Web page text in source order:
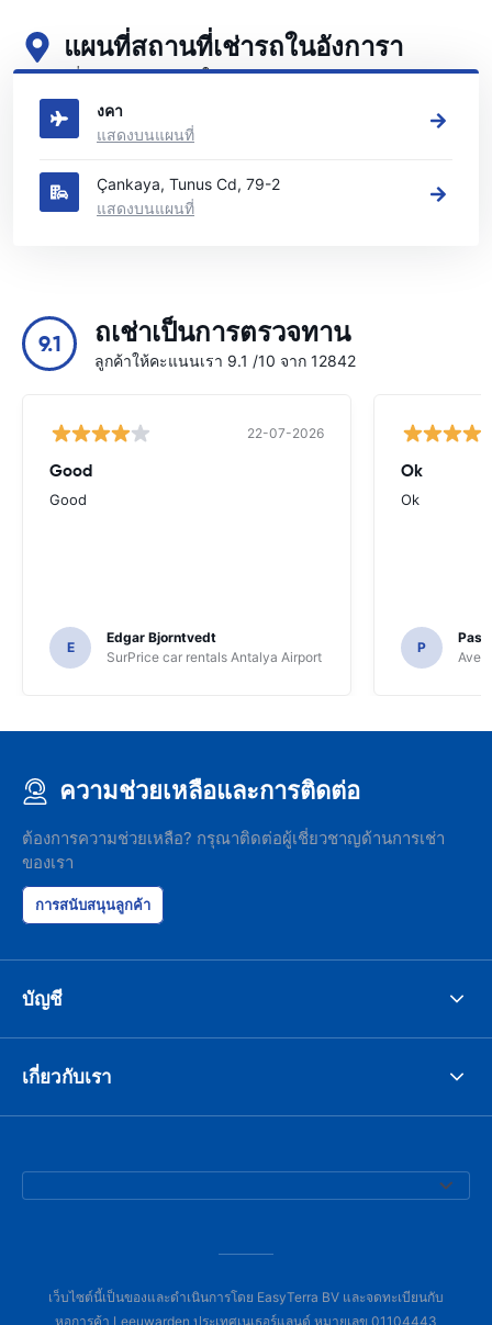
แผนที่สถานที่เช่ารถในอังการา
ดูสถานที่เช่ารถหลักของเราในอังการา
งคา
แสดงบนแผนที่
Çankaya, Tunus Cd, 79-2
แสดงบนแผนที่
9.1 ถเช่าเป็นการตรวจทาน
ลูกค้าให้คะแนนเรา 9.1 /10 จาก 12842
22-07-2026
Good
Good
E
Edgar Bjorntvedt
SurPrice car rentals Antalya Airport
Ok
Ok
P
Avec
ความช่วยเหลือและการติดต่อ
ต้องการความช่วยเหลือ? กรุณาติดต่อผู้เชี่ยวชาญด้านการเช่า
ของเรา
การสนับสนุนลูกค้า
บัญชี
เกี่ยวกับเรา
เว็บไซต์นี้เป็นของและดำเนินการโดย EasyTerra BV และจดทะเบียนกับ
หอการค้า Leeuwarden ประเทศเนเธอร์แลนด์ หมายเลข 01104443